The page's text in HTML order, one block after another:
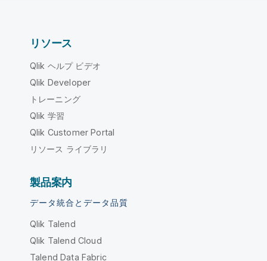
リソース
Qlik ヘルプ ビデオ
Qlik Developer
トレーニング
Qlik 学習
Qlik Customer Portal
リソース ライブラリ
製品案内
データ統合とデータ品質
Qlik Talend
Qlik Talend Cloud
Talend Data Fabric